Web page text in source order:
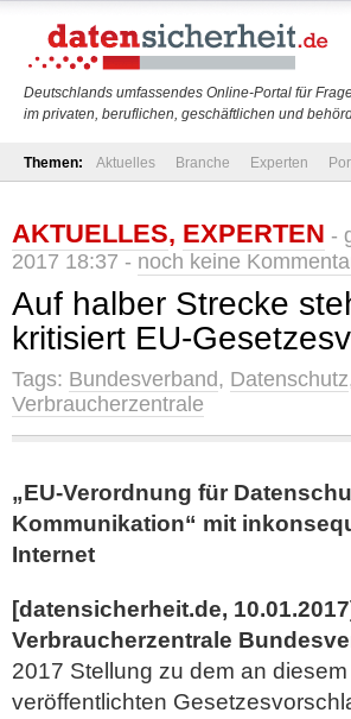
Deutschlands umfassendes Online-Portal für
im privaten, beruflichen, geschäftlichen und
Themen: Aktuelles Branche Experten
AKTUELLES, EXPERTEN -
2017 18:37 - noch keine
Auf halber Strecke
kritisiert EU-
Tags: Bundesverband, Datenschutz
Verbraucherzentrale
„EU-Verordnung für
Kommunikation“ mit
Internet
[datensicherheit.de,
Verbraucherzentrale
2017 Stellung zu dem an
veröffentlichten